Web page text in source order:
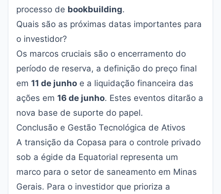
processo de bookbuilding.
Quais são as próximas datas importantes para
o investidor?
Os marcos cruciais são o encerramento do
período de reserva, a definição do preço final
em 11 de junho e a liquidação financeira das
ações em 16 de junho. Estes eventos ditarão a
nova base de suporte do papel.
Conclusão e Gestão Tecnológica de Ativos
A transição da Copasa para o controle privado
sob a égide da Equatorial representa um
marco para o setor de saneamento em Minas
Gerais. Para o investidor que prioriza a